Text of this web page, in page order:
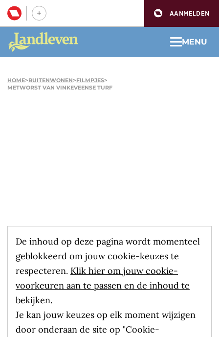
AANMELDEN
MENU
HOME>BUITENWONEN>FILMPJES>
METWORST VAN VINKEVEENSE TURF
De inhoud op deze pagina wordt momenteel
geblokkeerd om jouw cookie-keuzes te
respecteren. Klik hier om jouw cookie-
voorkeuren aan te passen en de inhoud te
bekijken.
Je kan jouw keuzes op elk moment wijzigen
door onderaan de site op "Cookie-